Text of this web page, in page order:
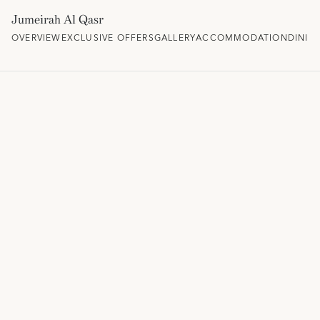
Jumeirah Al Qasr
OVERVIEWEXCLUSIVE OFFERSGALLERYACCOMMODATION